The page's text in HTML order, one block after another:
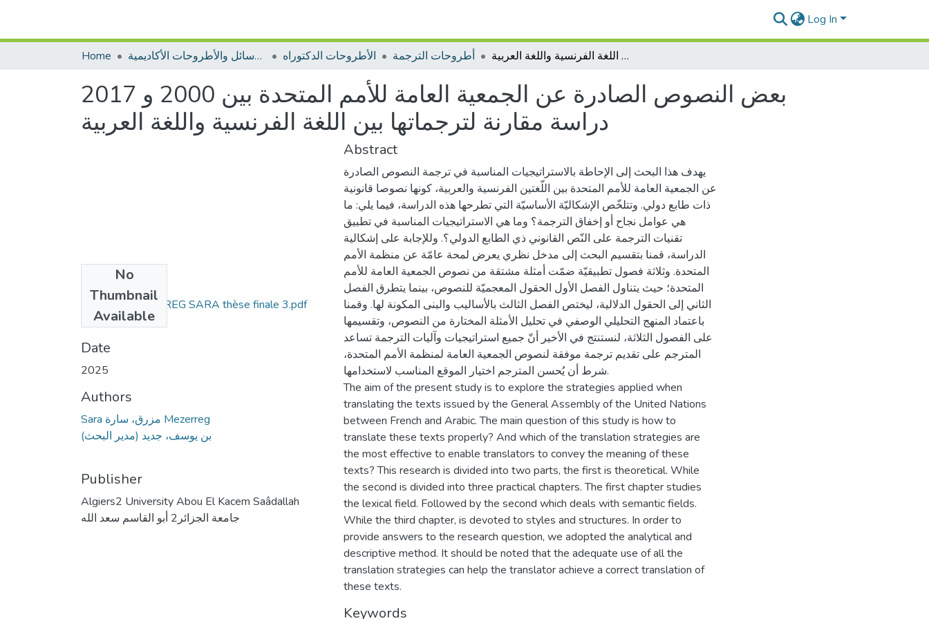
Log In
Home الرسائل والأطروحات الأكاديمية الأطروحات الدكتوراه أطروحات الترجمة بعض النصوص الصادرة عن الجمعية العامة للأمم المتحدة بين 2000 و 2017 دراسة مقارنة لترجماتها بين اللغة الفرنسية واللغة العربية
بعض النصوص الصادرة عن الجمعية العامة للأمم المتحدة بين 2000 و 2017
دراسة مقارنة لترجماتها بين اللغة الفرنسية واللغة العربية
No
Thumbnail
Available
الأطروحة MEZERREG SARA thèse finale 3.pdf
(21.49 MB)
Date
2025
Authors
Sara مزرق، سارة Mezerreg
بن يوسف، جديد (مدير البحث)
Publisher
Algiers2 University Abou El Kacem Saâdallah
جامعة الجزائر2 أبو القاسم سعد الله
Abstract
يهدف هذا البحث إلى الإحاطة بالاستراتيجيات المناسبة في ترجمة النصوص الصادرة
عن الجمعية العامة للأمم المتحدة بين اللّغتين الفرنسية والعربية، كونها نصوصا قانونية
ذات طابع دولي. وتتلخّص الإشكاليّة الأساسيّة التي تطرحها هذه الدراسة، فيما يلي: ما
هي عوامل نجاح أو إخفاق الترجمة؟ وما هي الاستراتيجيات المناسبة في تطبيق
تقنيات الترجمة على النّص القانوني ذي الطابع الدولي؟. وللإجابة على إشكالية
الدراسة، قمنا بتقسيم البحث إلى مدخل نظري يعرض لمحة عامّة عن منظمة الأمم
المتحدة. وثلاثة فصول تطبيقيّة ضمّت أمثلة مشتقة من نصوص الجمعية العامة للأمم
المتحدة؛ حيث يتناول الفصل الأول الحقول المعجميّة للنصوص، بينما يتطرق الفصل
الثاني إلى الحقول الدلالية، ليختص الفصل الثالث بالأساليب والبنى المكونة لها. وقمنا
باعتماد المنهج التحليلي الوصفي في تحليل الأمثلة المختارة من النصوص، وتقسيمها
على الفصول الثلاثة، لنستنتج في الأخير أنّ جميع استراتيجيات وآليات الترجمة تساعد
المترجم على تقديم ترجمة موفقة لنصوص الجمعية العامة لمنظمة الأمم المتحدة،
شرط أن يُحسن المترجم اختيار الموقع المناسب لاستخدامها.
The aim of the present study is to explore the strategies applied when
translating the texts issued by the General Assembly of the United Nations
between French and Arabic. The main question of this study is how to
translate these texts properly? And which of the translation strategies are
the most effective to enable translators to convey the meaning of these
texts? This research is divided into two parts, the first is theoretical. While
the second is divided into three practical chapters. The first chapter studies
the lexical field. Followed by the second which deals with semantic fields.
While the third chapter, is devoted to styles and structures. In order to
provide answers to the research question, we adopted the analytical and
descriptive method. It should be noted that the adequate use of all the
translation strategies can help the translator achieve a correct translation of
these texts.
Keywords